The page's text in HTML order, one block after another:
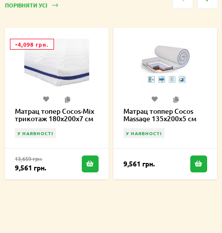
ПОРІВНЯТИ УСІ
-4,098 грн.
Матрац топер Cocos-Mix
трикотаж 180х200х7 см
У НАЯВНОСТІ
13,659 грн.
9,561 грн.
Матрац топпер Cocos
Massage 135х200х5 см
У НАЯВНОСТІ
9,561 грн.